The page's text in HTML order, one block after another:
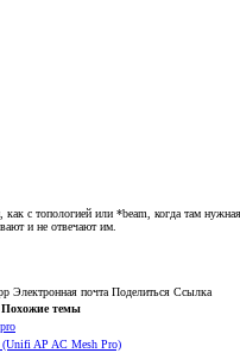
с топологией или *beam, когда там
и не отвечают им.
Электронная почта Поделиться Ссылка
Похожие темы
(Unifi AP AC Mesh Pro)